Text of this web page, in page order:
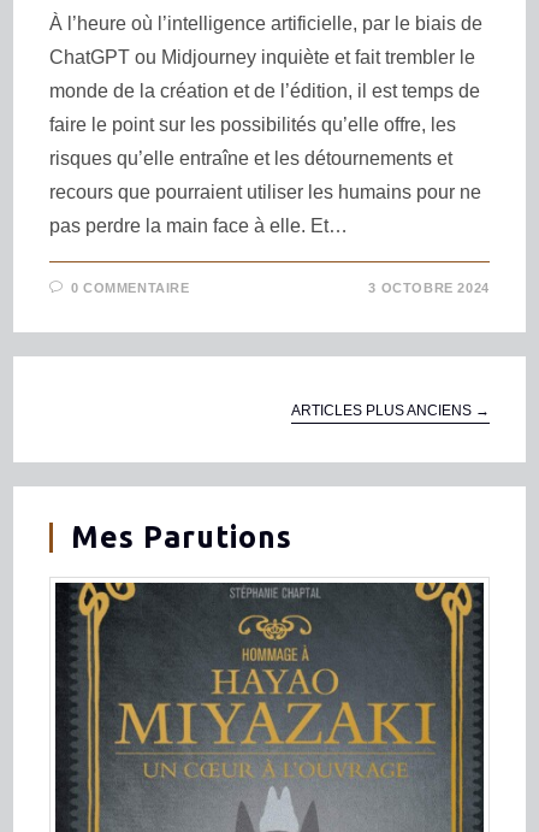
À l’heure où l’intelligence artificielle, par le biais de
ChatGPT ou Mid­jour­ney inquiète et fait trembler le
monde de la création et de l’édition, il est temps de
faire le point sur les possibilités qu’elle offre, les
risques qu’elle entraîne et les détournements et
recours que pourraient utiliser les humains pour ne
pas perdre la main face à elle. Et…
0 COMMENTAIRE 3 OCTOBRE 2024
ARTICLES PLUS ANCIENS →
Mes Parutions